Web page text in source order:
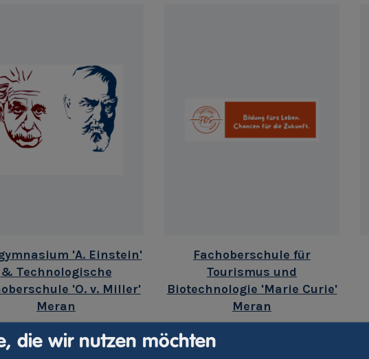
'A. Einstein'
& Technologische
'O. v. Miller'
Meran
Fachoberschule für
Tourismus und
Biotechnologie 'Marie Curie'
Meran
die wir nutzen möchten